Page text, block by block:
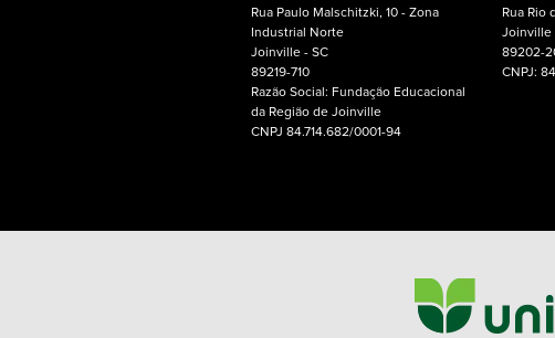
Rua Paulo Malschitzki, 10 - Zona
Industrial Norte
Joinville - SC
89219-710
Razão Social: Fundação Educacional
da Região de Joinville
CNPJ 84.714.682/0001-94
Rua Rio
Joinville
89202-
CNPJ: